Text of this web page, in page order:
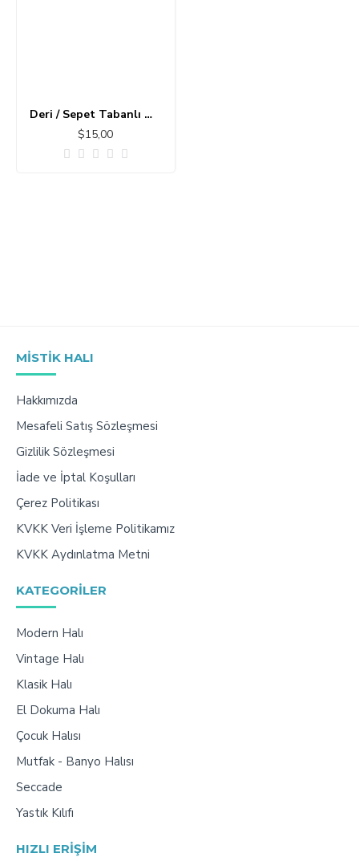
Deri / Sepet Tabanlı Modern Halı MS356
$15,00
MISTIK HALI
Hakkımızda
Mesafeli Satış Sözleşmesi
Gizlilik Sözleşmesi
İade ve İptal Koşulları
Çerez Politikası
KVKK Veri İşleme Politikamız
KVKK Aydınlatma Metni
KATEGORILER
Modern Halı
Vintage Halı
Klasik Halı
El Dokuma Halı
Çocuk Halısı
Mutfak - Banyo Halısı
Seccade
Yastık Kılıfı
HIZLI ERIŞIM